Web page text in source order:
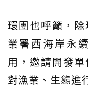
環團也呼籲，
業署西海岸永
用，邀請開發
對漁業、生態進